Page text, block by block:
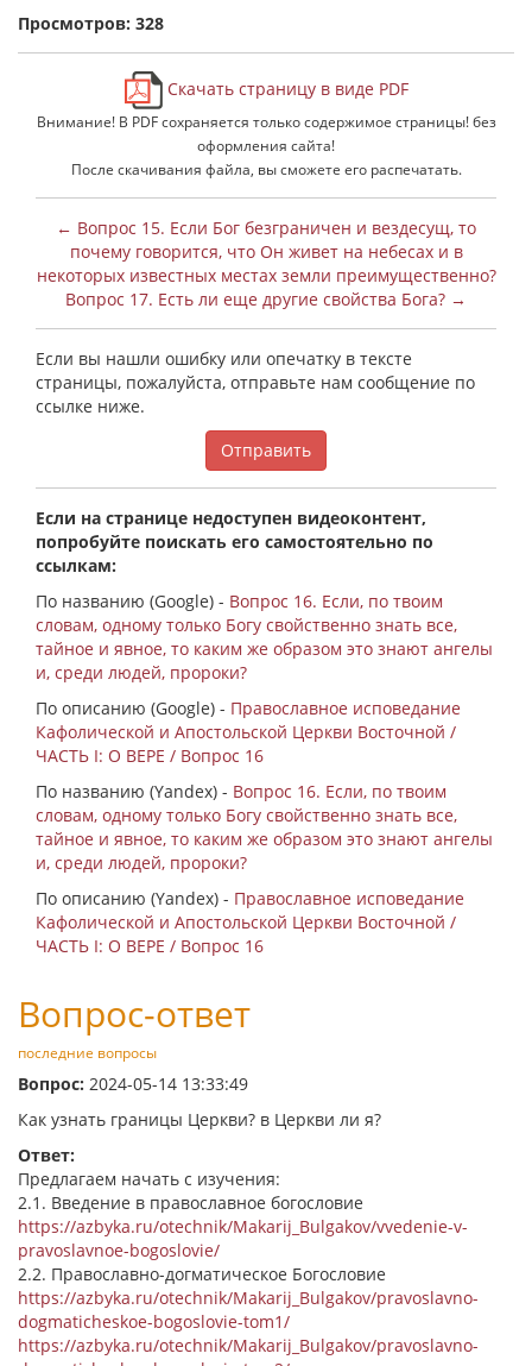
Просмотров: 328
Скачать страницу в виде PDF
Внимание! В PDF сохраняется только содержимое страницы! без
оформления сайта!
После скачивания файла, вы сможете его распечатать.
← Вопрос 15. Если Бог безграничен и вездесущ, то
почему говорится, что Он живет на небесах и в
некоторых известных местах земли преимущественно?
Вопрос 17. Есть ли еще другие свойства Бога? →
Если вы нашли ошибку или опечатку в тексте
страницы, пожалуйста, отправьте нам сообщение по
ссылке ниже.
Отправить
Если на странице недоступен видеоконтент,
попробуйте поискать его самостоятельно по
ссылкам:
По названию (Google) - Вопрос 16. Если, по твоим
словам, одному только Богу свойственно знать все,
тайное и явное, то каким же образом это знают ангелы
и, среди людей, пророки?
По описанию (Google) - Православное исповедание
Кафолической и Апостольской Церкви Восточной /
ЧАСТЬ I: О ВЕРЕ / Вопрос 16
По названию (Yandex) - Вопрос 16. Если, по твоим
словам, одному только Богу свойственно знать все,
тайное и явное, то каким же образом это знают ангелы
и, среди людей, пророки?
По описанию (Yandex) - Православное исповедание
Кафолической и Апостольской Церкви Восточной /
ЧАСТЬ I: О ВЕРЕ / Вопрос 16
Вопрос-ответ
последние вопросы
Вопрос: 2024-05-14 13:33:49
Как узнать границы Церкви? в Церкви ли я?
Ответ:
Предлагаем начать с изучения:
2.1. Введение в православное богословие
https://azbyka.ru/otechnik/Makarij_Bulgakov/vvedenie-v-
pravoslavnoe-bogoslovie/
2.2. Православно-догматическое Богословие
https://azbyka.ru/otechnik/Makarij_Bulgakov/pravoslavno-
dogmaticheskoe-bogoslovie-tom1/
https://azbyka.ru/otechnik/Makarij_Bulgakov/pravoslavno-